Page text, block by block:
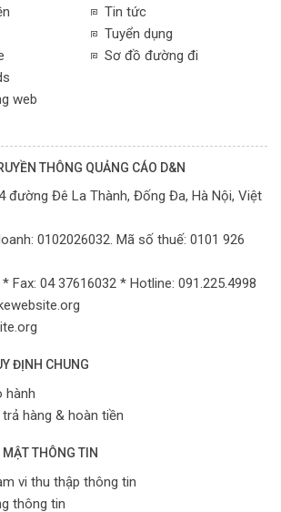
web
Tin tức
Tuyển dụng
Sơ đồ đường đi
THÔNG QUẢNG CÁO D&N
đường Đê La Thành, Đống Đa, Hà Nội, Việt
0102026032. Mã số thuế: 0101 926
Fax: 04 37616032 * Hotline: 091.225.4998
ĐỊNH CHUNG
hành
hàng & hoàn tiền
THÔNG TIN
vi thu thập thông tin
thông tin